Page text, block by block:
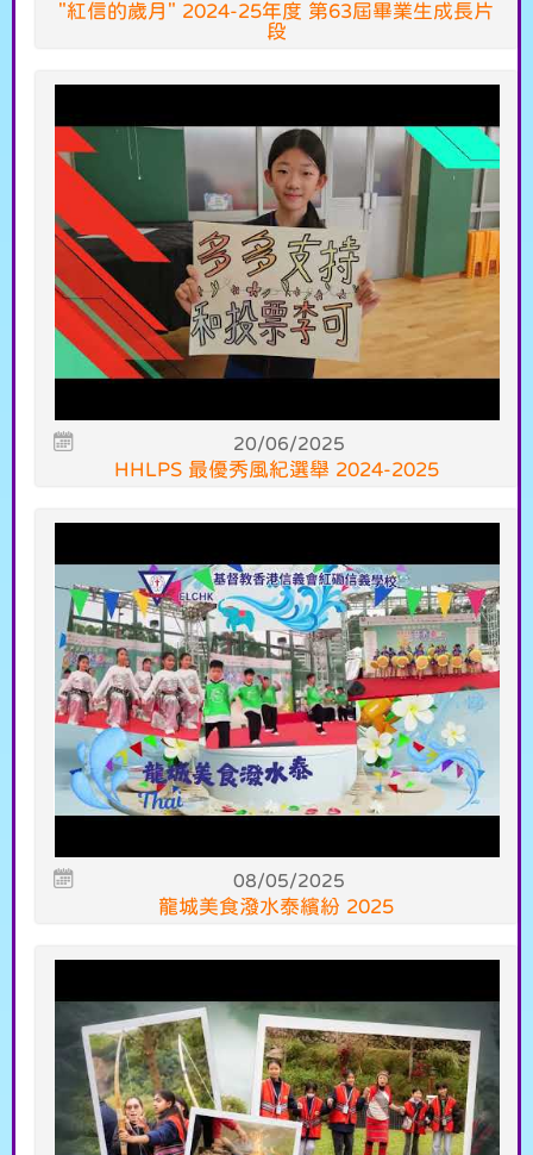
"紅信的歲月" 2024-25年度 第63屆畢業生成長片
段
20/06/2025
HHLPS 最優秀風紀選舉 2024-2025
08/05/2025
龍城美食潑水泰繽紛 2025